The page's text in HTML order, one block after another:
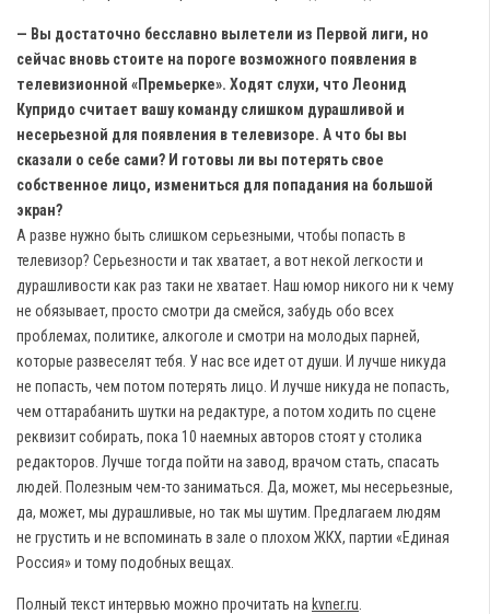
— Вы достаточно бесславно вылетели из Первой лиги, но
сейчас вновь стоите на пороге возможного появления в
телевизионной «Премьерке». Ходят слухи, что Леонид
Купридо считает вашу команду слишком дурашливой и
несерьезной для появления в телевизоре. А что бы вы
сказали о себе сами? И готовы ли вы потерять свое
собственное лицо, измениться для попадания на большой
экран?
А разве нужно быть слишком серьезными, чтобы попасть в
телевизор? Серьезности и так хватает, а вот некой легкости и
дурашливости как раз таки не хватает. Наш юмор никого ни к чему
не обязывает, просто смотри да смейся, забудь обо всех
проблемах, политике, алкоголе и смотри на молодых парней,
которые развеселят тебя. У нас все идет от души. И лучше никуда
не попасть, чем потом потерять лицо. И лучше никуда не попасть,
чем оттарабанить шутки на редактуре, а потом ходить по сцене
реквизит собирать, пока 10 наемных авторов стоят у столика
редакторов. Лучше тогда пойти на завод, врачом стать, спасать
людей. Полезным чем-то заниматься. Да, может, мы несерьезные,
да, может, мы дурашливые, но так мы шутим. Предлагаем людям
не грустить и не вспоминать в зале о плохом ЖКХ, партии «Единая
Россия» и тому подобных вещах.
Полный текст интервью можно прочитать на kvner.ru